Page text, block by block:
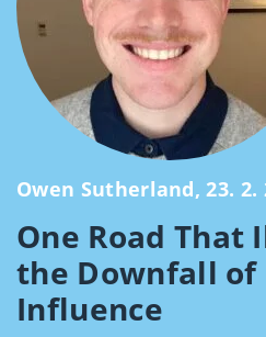
Owen Sutherland, 23. 2.
One Road That
the Downfall of
Influence